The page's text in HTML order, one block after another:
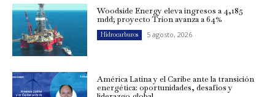
Woodside Energy eleva ingresos a 4,185
mdd; proyecto Trion avanza a 64%
Hidrocarburos 5 agosto, 2026
América Latina y el Caribe ante la transición
energética: oportunidades, desafíos y